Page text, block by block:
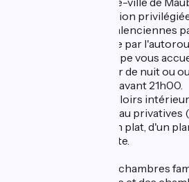
bénéficie d'une situation
facile en venant de Valenciennes
en venant de Belgique par
Sébastien et son équipe vous
présence d'un veilleur de nuit ou
fourni par téléphone avant 21h00.
Les chambres en couloirs
équipées de salles d'eau
WC), d'une TV à écran plat, d'un
connexion wifi gratuite.
Pour les familles, des chambres